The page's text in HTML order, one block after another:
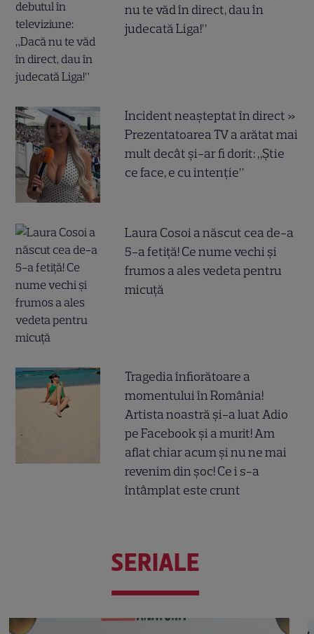
nu te văd în direct, dau în
judecată Liga!”
Incident neașteptat în direct »
Prezentatoarea TV a arătat mai
mult decât și-ar fi dorit: „Știe
ce face, e cu intenție”
Laura Cosoi a născut cea de-a
5-a fetiță! Ce nume vechi și
frumos a ales vedeta pentru
micuță
Tragedia înfiorătoare a
momentului în România!
Artista noastră și-a luat Adio
pe Facebook și a murit! Am
aflat chiar acum și nu ne mai
revenim din șoc! Ce i s-a
întâmplat este crunt
SERIALE